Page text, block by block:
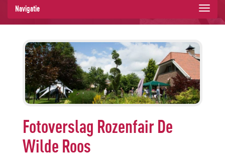
Navigatie
Fotoverslag Rozenfair De
Wilde Roos